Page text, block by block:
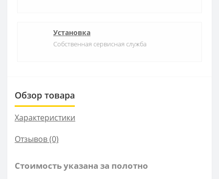
Установка
Собственная сервисная служба
Обзор товара
Характеристики
Отзывов (0)
Стоимость указана за полотно